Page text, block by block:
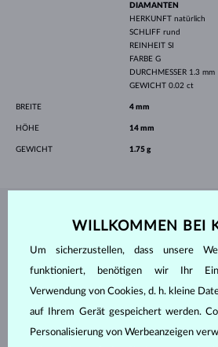
DIAMANTEN
HERKUNFT natürlich
SCHLIFF rund
REINHEIT SI
FARBE G
DURCHMESSER 1.3 mm
GEWICHT 0.02 ct
BREITE 4 mm
HÖHE 14 mm
GEWICHT 1.75 g
SCHMUCK AUS DEM
WILLKOMMEN BEI
Um sicherzustellen, dass unsere
funktioniert, benötigen wir Ihr
Verwendung von Cookies, d. h. kleine
auf Ihrem Gerät gespeichert werden.
Personalisierung von Werbeanzeigen